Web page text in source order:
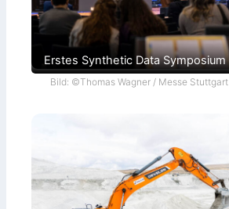
Erstes Synthetic Data Symposium
Bild: ©Thomas Wagner / Messe Stuttgart